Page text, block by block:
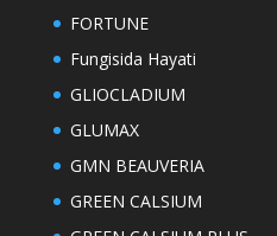
FORTUNE
Fungisida Hayati
GLIOCLADIUM
GLUMAX
GMN BEAUVERIA
GREEN CALSIUM